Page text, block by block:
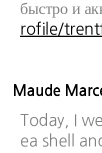
быстро и
rofile/
Maude
Today, I
ea shell